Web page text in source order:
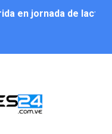
en jornada de
recreativa a la